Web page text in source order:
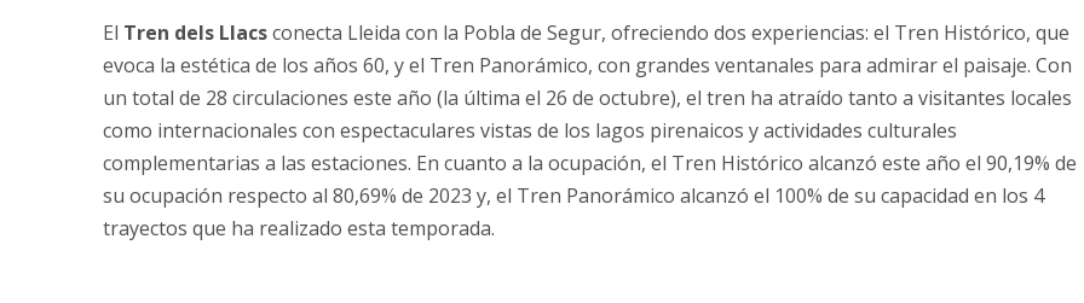
El Tren dels Llacsconecta Lleida con la Pobla de Segur, ofreciendo dos experiencias: el Tren Histórico, que
evoca la estética de los años 60, y el Tren Panorámico, con grandes ventanales para admirar el paisaje. Con
un total de 28 circulaciones este año (la última el 26 de octubre), el tren ha atraído tanto a visitantes locales
como internacionales con espectaculares vistas de los lagos pirenaicos y actividades culturales
complementarias a las estaciones. En cuanto a la ocupación, el Tren Histórico alcanzó este año el 90,19% de
su ocupación respecto al 80,69% de 2023 y, el Tren Panorámico alcanzó el 100% de su capacidad en los 4
trayectos que ha realizado esta temporada.